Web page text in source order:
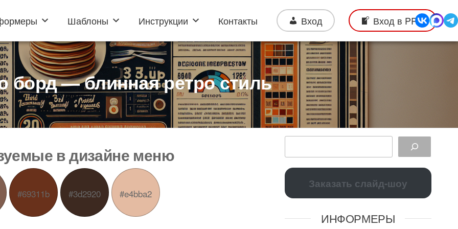
Шаблоны Инструкции Контакты Вход Вход в PRO
борд — блинная ретро стиль
в дизайне меню
#69311b #3d2920 #e4bba2
Заказать слайд-шоу
ИНФОРМЕРЫ